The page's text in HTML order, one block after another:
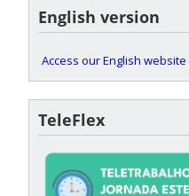
English version
Access our English
TeleFlex